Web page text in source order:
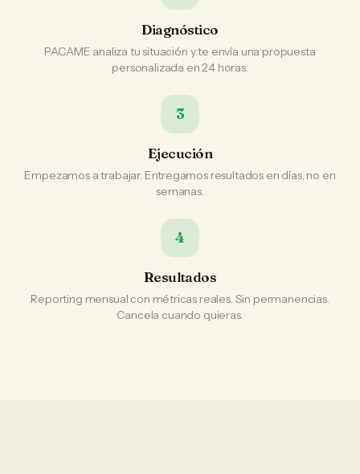
Diagnóstico
PACAME analiza tu situación y te envía una propuesta
personalizada en 24 horas.
3
Ejecución
Empezamos a trabajar. Entregamos resultados en días, no en
semanas.
4
Resultados
Reporting mensual con métricas reales. Sin permanencias.
Cancela cuando quieras.